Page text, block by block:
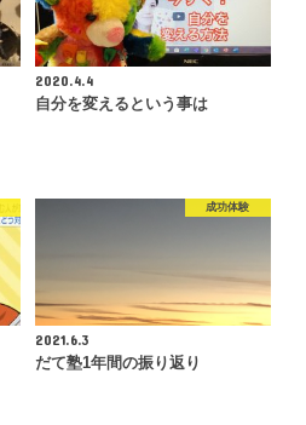
2020.4.4
自分を変えるという事は
成功体験
2021.6.3
だて塾1年間の振り返り